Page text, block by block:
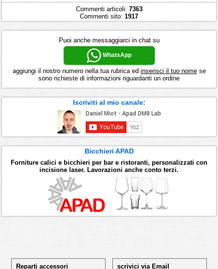
Commenti articoli: 7363
Commenti sito: 1917
Puoi anche messaggiarci in chat su
WhatsApp
aggiungi il nostro numero nella tua rubrica ed inserisci il tuo nomese
sono richieste di informazioni riguardanti un ordine
Iscriviti al mio canale:
Bicchieri APAD
Forniture calici e bicchieri per bar e ristoranti, personalizzati con
incisione laser. Lavorazioni anche conto terzi.
Reparti accessori scrivici via Email